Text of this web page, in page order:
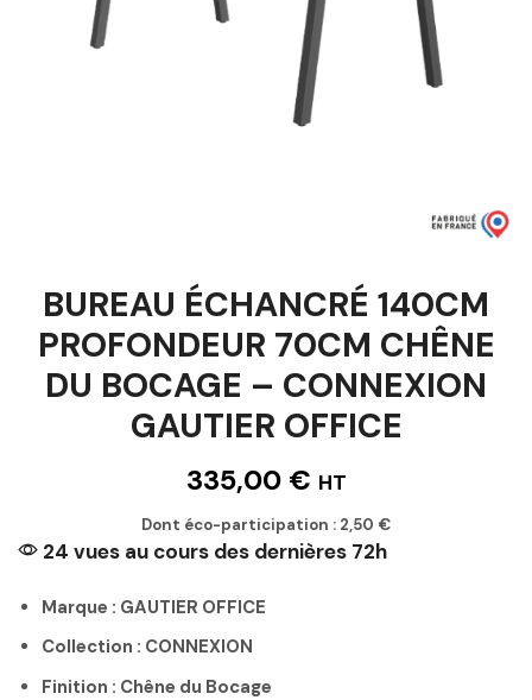
BUREAU ÉCHANCRÉ 140CM
PROFONDEUR 70CM CHÊNE
DU BOCAGE – CONNEXION
GAUTIER OFFICE
335,00 € HT
Dont éco-participation : 2,50 €
24 vues au cours des dernières 72h
Marque : GAUTIER OFFICE
Collection : CONNEXION
Finition : Chêne du Bocage